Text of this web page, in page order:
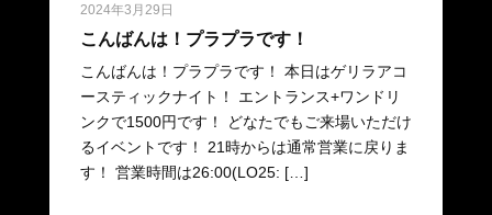
2024年3月29日
こんばんは！プラプラです！
こんばんは！プラプラです！ 本日はゲリラアコ
ースティックナイト！ エントランス+ワンドリ
ンクで1500円です！ どなたでもご来場いただけ
るイベントです！ 21時からは通常営業に戻りま
す！ 営業時間は26:00(LO25: […]